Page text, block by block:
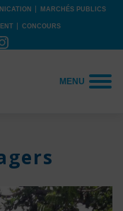
MARCHÉS PUBLICS
CONCOURS
MENU